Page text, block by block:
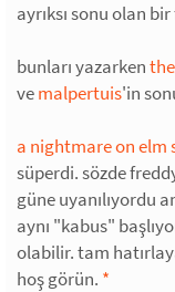
ayrıksı sonu olan
bunları yazarken
vemalpertuis'in
a nightmare on elm
süperdi. sözde
güne uyanılıyordu
aynı "kabus"
olabilir. tam
hoş görün. *